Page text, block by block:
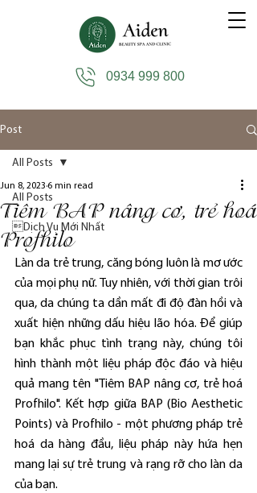
0934 999 800
Post
All Posts
Dịch Vụ Mới Nhất
All Posts
Tiêm BAP nâng cơ, trẻ hoá
Profhilo
Jun 8, 2023 6 min read
Làn da trẻ trung, căng bóng luôn là mơ ước
của mọi phụ nữ. Tuy nhiên, với thời gian trôi
qua, da chúng ta dần mất đi độ đàn hồi và
xuất hiện những dấu hiệu lão hóa. Để giúp
bạn khắc phục tình trạng này, chúng tôi
hình thành một liệu pháp độc đáo và hiệu
quả mang tên "Tiêm BAP nâng cơ, trẻ hoá
Profhilo". Kết hợp giữa BAP (Bio Aesthetic
Points) và Profhilo - một phương pháp trẻ
hoá da hàng đầu, liệu pháp này hứa hẹn
mang lại sự trẻ trung và rạng rỡ cho làn da
của bạn.